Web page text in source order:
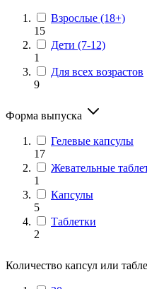
Взрослые (18+)
15
Дети (7-12)
1
Для всех возрастов
9
Форма выпуска
Гелевые капсулы
17
Жевательные
1
Капсулы
5
Таблетки
2
Количество капсул или